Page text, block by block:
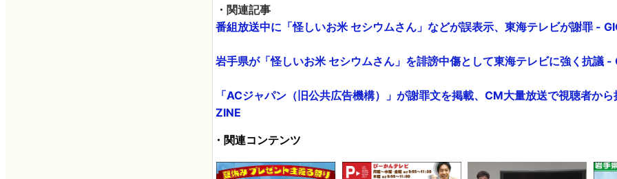
・関連記事
番組放送中に「怪しいお米 セシウムさん」などが誤表示、東海テレビが謝罪 -
岩手県が「怪しいお米 セシウムさん」を誹謗中傷として東海テレビに強く抗議 -
「ACジャパン（旧公共広告機構）」が謝罪文を掲載、CM大量放送で視聴者か
ZINE
・関連コンテンツ